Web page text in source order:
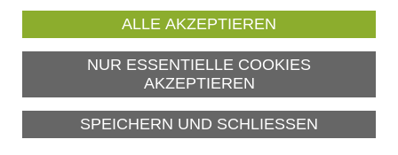
Newsletter
Datenschutzerklärung
ALLE AKZEPTIEREN
NUR ESSENTIELLE COOKIES
AKZEPTIEREN
SPEICHERN UND SCHLIESSEN